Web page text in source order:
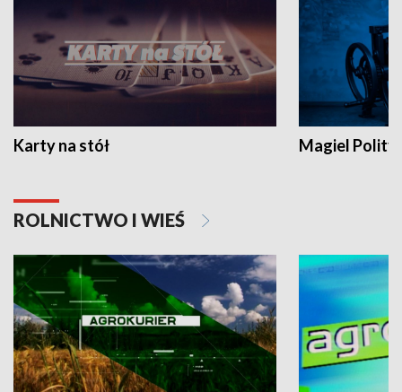
Karty na stół Magiel
ROLNICTWO I WIEŚ